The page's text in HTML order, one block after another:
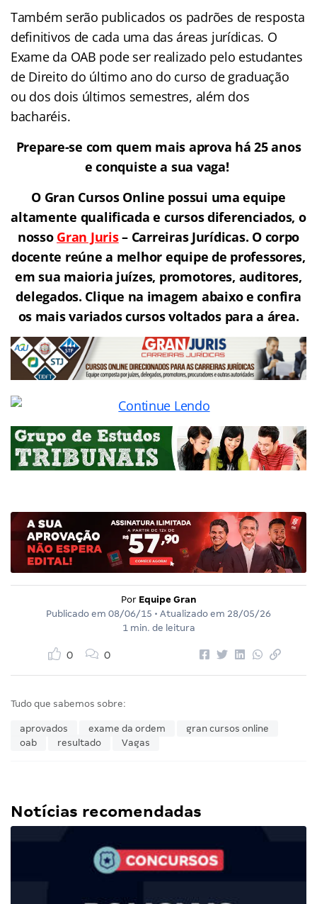
Também serão publicados os padrões de resposta
definitivos de cada uma das áreas jurídicas. O
Exame da OAB pode ser realizado pelo estudantes
de Direito do último ano do curso de graduação
ou dos dois últimos semestres, além dos
bacharéis.
Prepare-se com quem mais aprova há 25 anos
e conquiste a sua vaga!
O Gran Cursos Online possui uma equipe
altamente qualificada e cursos diferenciados, o
nosso Gran Juris– Carreiras Jurídicas. O corpo
docente reúne a melhor equipe de professores,
em sua maioria juízes, promotores, auditores,
delegados. Clique na imagem abaixo e confira
os mais variados cursos voltados para a área.
Por Equipe Gran
Publicado em 08/06/15 • Atualizado em 28/05/26
1 min. de leitura
0 0
Tudo que sabemos sobre:
aprovados exame da ordem
gran cursos online
oab
resultado Vagas
Notícias recomendadas